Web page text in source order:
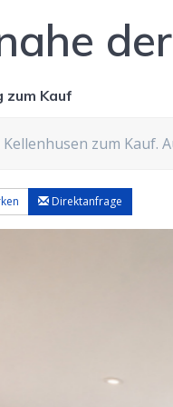
zum Kauf
zum Kauf.
Direktanfrage